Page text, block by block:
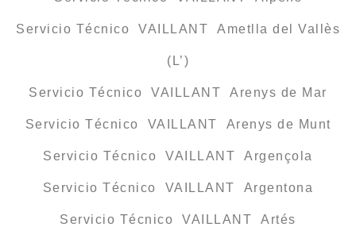
Servicio Técnico VAILLANT Ametlla del Vallès
(L’)
Servicio Técnico VAILLANT Arenys de Mar
Servicio Técnico VAILLANT Arenys de Munt
Servicio Técnico VAILLANT Argençola
Servicio Técnico VAILLANT Argentona
Servicio Técnico VAILLANT Artés